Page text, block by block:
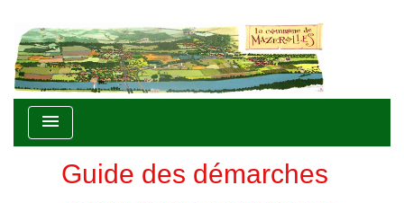
menu
Guide des démarches